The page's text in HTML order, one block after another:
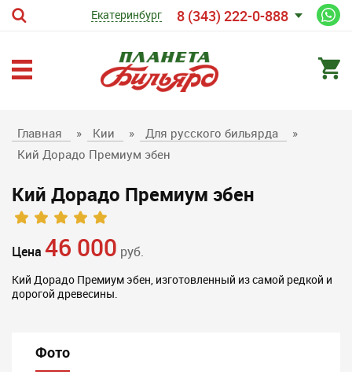
Екатеринбург 8 (343) 222-0-888
Главная » Кии » Для русского бильярда
»
Кий Дорадо Премиум эбен
Кий Дорадо Премиум эбен
Цена 46 000 руб.
Кий Дорадо Премиум эбен, изготовленный из самой редкой и
дорогой древесины.
Фото